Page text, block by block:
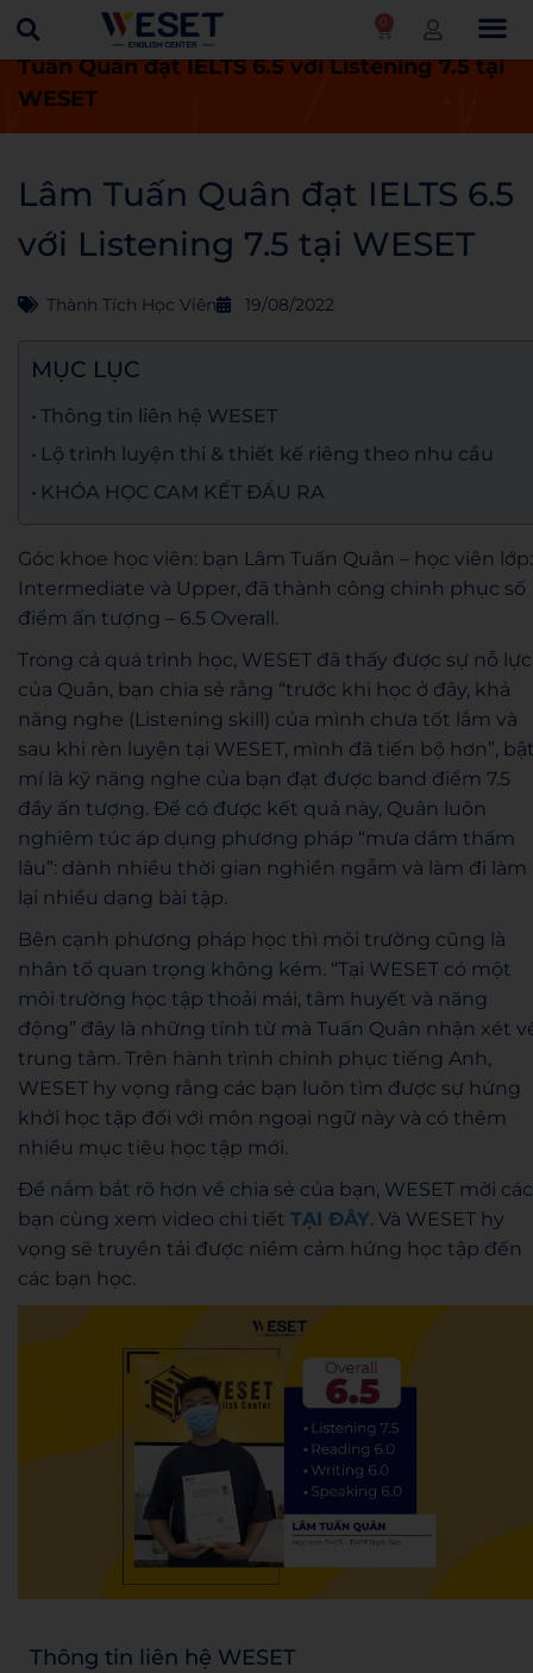
0
Trang chủ Thành tích học viên
Lâm
Tuấn Quân đạt IELTS 6.5 với Listening 7.5 tại
WESET
Lâm Tuấn Quân đạt IELTS 6.5
với Listening 7.5 tại WESET
Thành Tích Học Viên 19/08/2022
MỤC LỤC
Thông tin liên hệ WESET
Lộ trình luyện thi & thiết kế riêng theo nhu cầu
KHÓA HỌC CAM KẾT ĐẦU RA
Góc khoe học viên: bạn Lâm Tuấn Quân – học viên lớp:
Intermediate và Upper, đã thành công chinh phục số
điểm ấn tượng – 6.5 Overall.
Trong cả quá trình học, WESET đã thấy được sự nỗ lực
của Quân, bạn chia sẻ rằng “trước khi học ở đây, khả
năng nghe (Listening skill) của mình chưa tốt lắm và
sau khi rèn luyện tại WESET, mình đã tiến bộ hơn”,
mí là kỹ năng nghe của bạn đạt được band điểm 7.5
đầy ấn tượng. Để có được kết quả này, Quân luôn
nghiêm túc áp dụng phương pháp “mưa dầm thấm
lâu”: dành nhiều thời gian nghiền ngẫm và làm đi làm
lại nhiều dạng bài tập.
Bên cạnh phương pháp học thì môi trường cũng là
nhân tố quan trọng không kém. “Tại WESET có một
môi trường học tập thoải mái, tâm huyết và năng
động” đây là những tính từ mà Tuấn Quân nhận xét
trung tâm. Trên hành trình chinh phục tiếng Anh,
WESET hy vọng rằng các bạn luôn tìm được sự hứng
khởi học tập đối với môn ngoại ngữ này và có thêm
nhiều mục tiêu học tập mới.
Để nắm bắt rõ hơn về chia sẻ của bạn, WESET mời các
bạn cùng xem video chi tiết TẠI ĐÂY. Và WESET hy
vọng sẽ truyền tải được niềm cảm hứng học tập đến
các bạn học.
Thông tin liên hệ WESET